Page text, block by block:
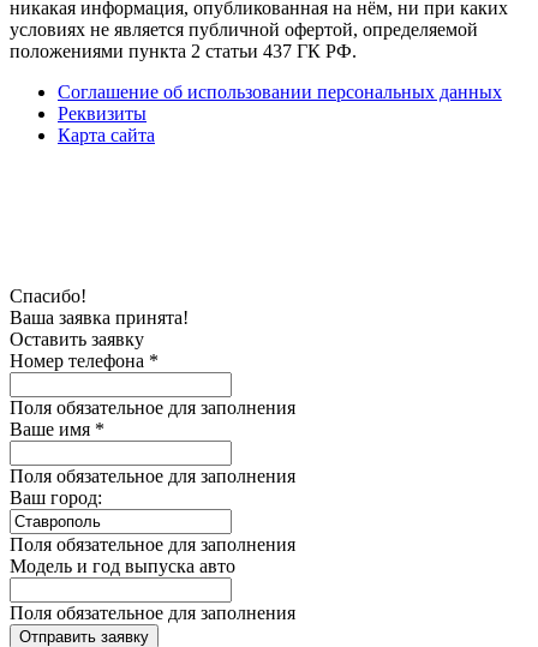
никакая информация, опубликованная на нём, ни при каких
условиях не является публичной офертой, определяемой
положениями пункта 2 статьи 437 ГК РФ.
Соглашение об использовании персональных данных
Реквизиты
Карта сайта
Спасибо!
Ваша заявка принята!
Оставить заявку
Номер телефона *
Поля обязательное для заполнения
Ваше имя *
Поля обязательное для заполнения
Ваш город:
Поля обязательное для заполнения
Модель и год выпуска авто
Поля обязательное для заполнения
Отправить заявку